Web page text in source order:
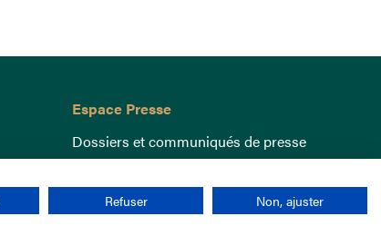
Espace Presse
Dossiers et communiqués de presse
Refuser Non, ajuster